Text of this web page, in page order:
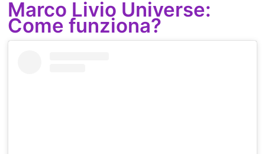
Marco Livio Universe:
Come funziona?